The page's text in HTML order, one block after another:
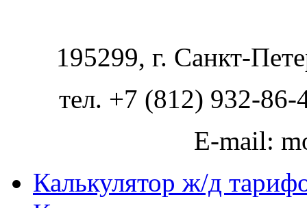
195299, г. Санкт-
тел. +7 (812) 932-
E-mail:
Калькулятор ж/д